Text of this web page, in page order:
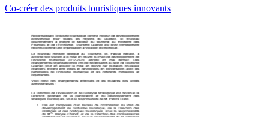
Co-créer des produits touristiques innovants